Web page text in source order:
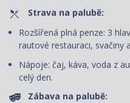
Strava na palubě:
Rozšířená plná penze: 3
rautové restauraci, svačiny
Nápoje: čaj, káva, voda z
celý den.
Zábava na palubě: